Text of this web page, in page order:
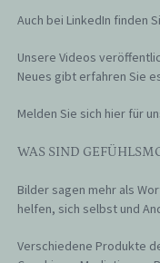
Auch bei LinkedIn finden
Unsere Videos
Neues gibt erfahren Sie
Melden Sie sich hier für
WAS SIND
Bilder sagen mehr als
helfen, sich selbst und
Verschiedene Produkte